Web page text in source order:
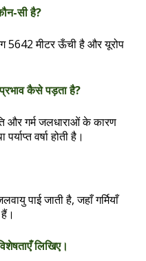
सी है?
5642 मीटर ऊँची है और यूरोप
कैसे पड़ता है?
और गर्म जलधाराओं के कारण
वर्षा होती है।
पाई जाती है, जहाँ गर्मियाँ
लिखिए।